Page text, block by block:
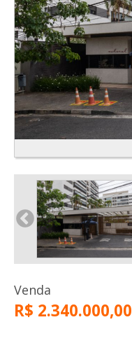
Venda
R$ 2.340.000,00